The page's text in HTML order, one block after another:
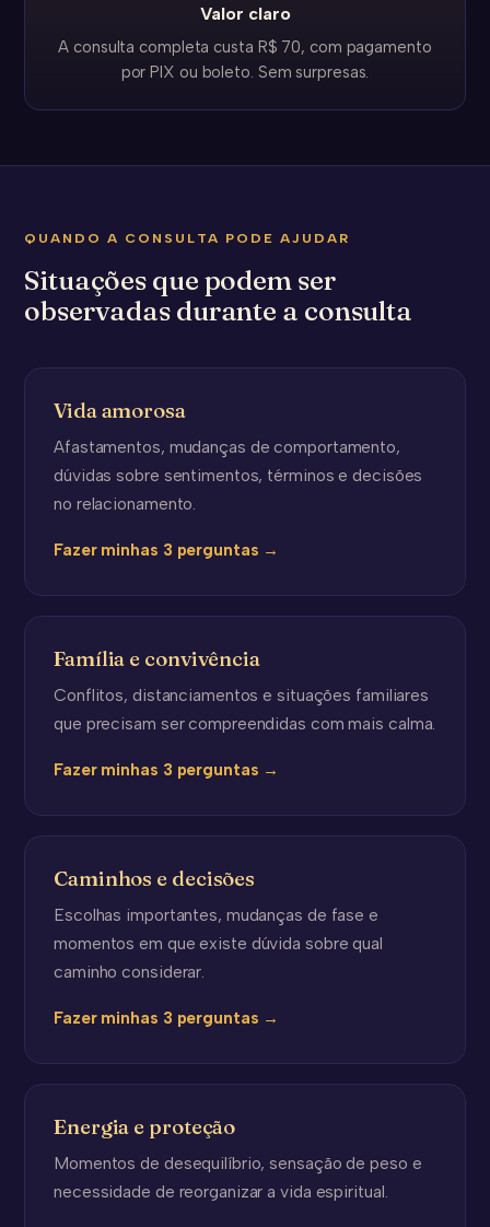
Valor claro
A consulta completa custa R$ 70, com pagamento
por PIX ou boleto. Sem surpresas.
QUANDO A CONSULTA PODE AJUDAR
Situações que podem ser
observadas durante a consulta
Vida amorosa
Afastamentos, mudanças de comportamento,
dúvidas sobre sentimentos, términos e decisões
no relacionamento.
Fazer minhas 3 perguntas →
Família e convivência
Conflitos, distanciamentos e situações familiares
que precisam ser compreendidas com mais calma.
Fazer minhas 3 perguntas →
Caminhos e decisões
Escolhas importantes, mudanças de fase e
momentos em que existe dúvida sobre qual
caminho considerar.
Fazer minhas 3 perguntas →
Energia e proteção
Momentos de desequilíbrio, sensação de peso e
necessidade de reorganizar a vida espiritual.